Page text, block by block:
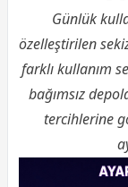
Günlük
özelleştirilen
farklı kullanım
bağımsız
tercihlerine